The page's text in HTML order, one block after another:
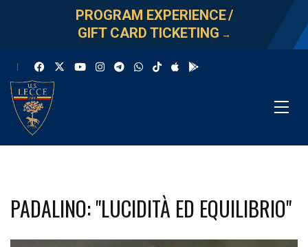
PROGRAM EXPERIENCE/
GIFT CARD TICKETING →
PADALINO: "LUCIDITÀ ED EQUILIBRIO"